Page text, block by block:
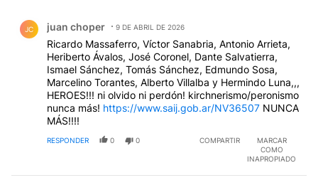
JC juan choper 9 DE ABRIL DE 2026
Ricardo Massaferro, Víctor Sanabria, Antonio Arrieta,
Heriberto Ávalos, José Coronel, Dante Salvatierra,
Ismael Sánchez, Tomás Sánchez, Edmundo Sosa,
Marcelino Torantes, Alberto Villalba y Hermindo Luna,,,
HEROES!!! ni olvido ni perdón! kirchnerismo/peronismo
nunca más! https://www.saij.gob.ar/NV36507 NUNCA
MÁS!!!!
RESPONDER 0 0 COMPARTIR
MARCAR
COMO
INAPROPIADO